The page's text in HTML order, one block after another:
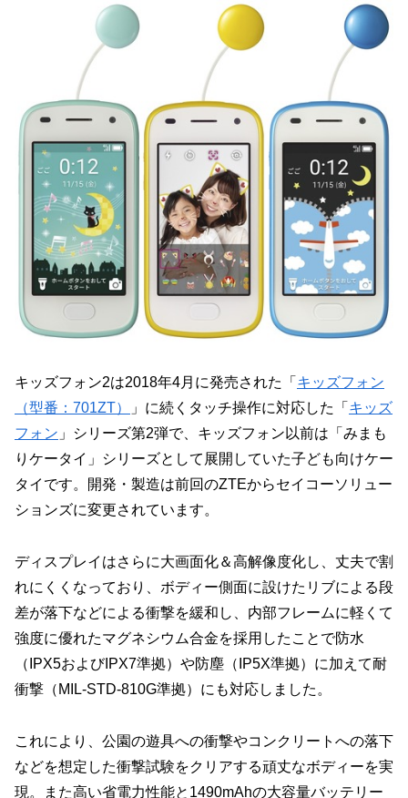
キッズフォン2は2018年4月に発売された「 キッズフォン
（型番：701ZT）
」に続くタッチ操作に対応した「 キッズ
フォン 」シリーズ第2弾で、キッズフォン以前は「みまも
りケータイ」シリーズとして展開していた子ども向けケー
タイです。開発・製造は前回のZTEからセイコーソリュー
ションズに変更されています。
ディスプレイはさらに大画面化＆高解像度化し、丈夫で割
れにくくなっており、ボディー側面に設けたリブによる段
差が落下などによる衝撃を緩和し、内部フレームに軽くて
強度に優れたマグネシウム合金を採用したことで防水
（IPX5およびIPX7準拠）や防塵（IP5X準拠）に加えて耐
衝撃（MIL-STD-810G準拠）にも対応しました。
これにより、公園の遊具への衝撃やコンクリートへの落下
などを想定した衝撃試験をクリアする頑丈なボディーを実
現。また高い省電力性能と1490mAhの大容量バッテリー